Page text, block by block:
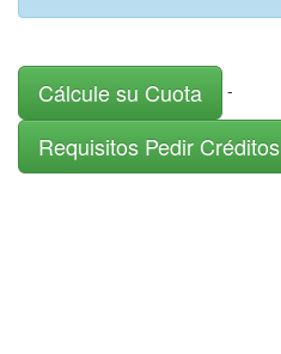
Cálcule su Cuota -
Requisitos Pedir Créditos